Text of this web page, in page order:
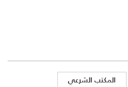
المكتب الشرعي